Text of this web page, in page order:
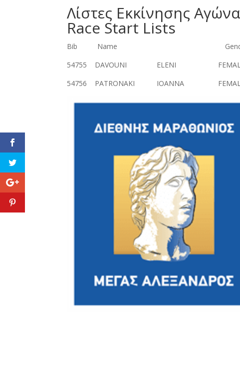
Λίστες Εκκίνησης
Race Start Lists
Bib Name Gender
54755 DAVOUNI ELENI FEMALE
54756 PATRONAKI IOANNA FEMALE